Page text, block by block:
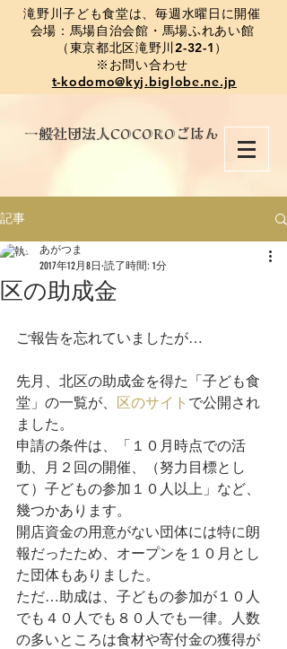
​滝野川子ども食堂は、毎週水曜日に開催
会場：馬場自治会館・馬場ふれあい館
（東京都北区滝野川2-32-1）
※お問い合わせ
t-kodomo@kyj.biglobe.ne.jp
​一般社団法人COCOROごはん
記事
区の助成金
あがつま
2017年12月8日 読了時間: 1分
ご報告を忘れていましたが…
先月、北区の助成金を得た「子ども食
堂」の一覧が、 区のサイト で公開され
ました。
申請の条件は、「１０月時点での活
動、月２回の開催、（努力目標とし
て）子どもの参加１０人以上」など、
幾つかあります。
開店資金の用意がない団体には特に朗
報だったため、オープンを１０月とし
た団体もありました。
ただ…助成は、子どもの参加が１０人
でも４０人でも８０人でも一律。人数
の多いところは食材や寄付金の獲得が